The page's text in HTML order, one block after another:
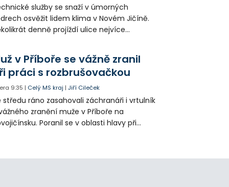
služby se snaží v úmorných
osvěžit lidem klima v Novém Jičíně.
denně projíždí ulice nejvíce
v Příboře se vážně zranil
práci s rozbrušovačkou
9:35 | Celý MS kraj |Jiří Cileček
středu ráno zasahovali záchranáři i vrtulník
zranění muže v Příboře na
Poranil se v oblasti hlavy při